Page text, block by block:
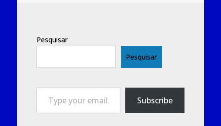
Pesquisar
Pesquisar
Type your email…
Subscribe